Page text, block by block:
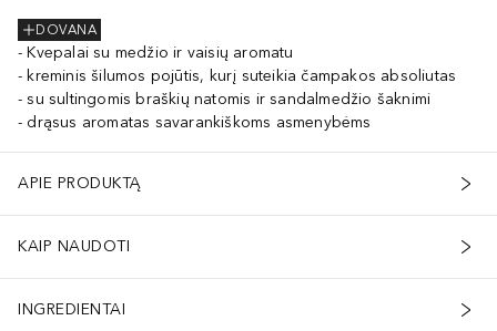
DOVANA
Kvepalai su medžio ir vaisių aromatu
kreminis šilumos pojūtis, kurį suteikia čampakos absoliutas
su sultingomis braškių natomis ir sandalmedžio šaknimi
drąsus aromatas savarankiškoms asmenybėms
APIE PRODUKTĄ
KAIP NAUDOTI
INGREDIENTAI